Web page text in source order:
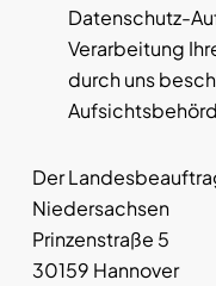
Datenschutz-
Verarbeitung
durch uns
Der
Niedersachsen
Prinzenstraße 5
30159 Hannover